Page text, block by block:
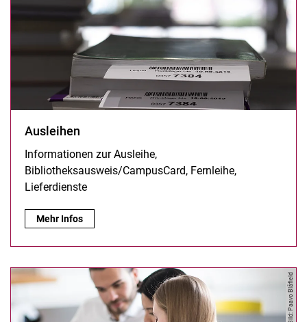
Ausleihen
Informationen zur Ausleihe,
Bibliotheksausweis/CampusCard, Fernleihe,
Lieferdienste
Ausleihen:
Mehr Infos
Bild: Paavo Blåfield